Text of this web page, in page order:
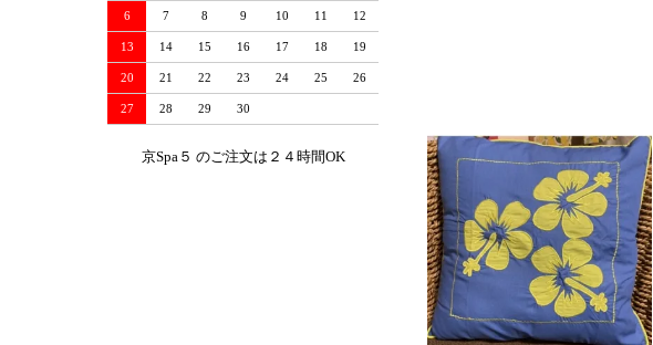
6 7 8 9 10 11 12
13 14 15 16 17 18 19
20 21 22 23 24 25 26
27 28 29 30
京Spa５ のご注文は２４時間OK